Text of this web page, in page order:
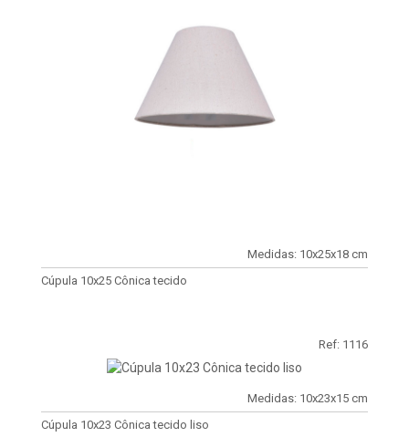
Medidas: 10x25x18 cm
Cúpula 10x25 Cônica tecido
Ref: 1116
Medidas: 10x23x15 cm
Cúpula 10x23 Cônica tecido liso